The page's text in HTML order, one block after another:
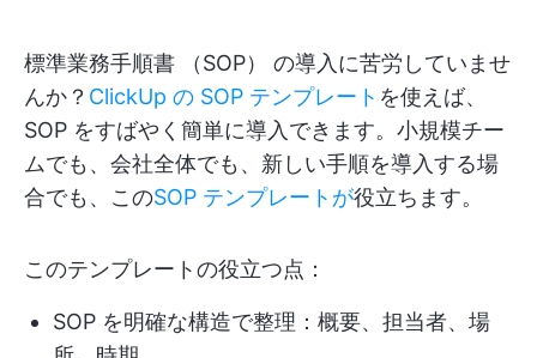
標準業務手順書 （SOP） の導入に苦労していませ
んか？ ClickUp の SOP テンプレート を使えば、
SOP をすばやく簡単に導入できます。小規模チー
ムでも、会社全体でも、新しい手順を導入する場
合でも、このSOP テンプレートが役立ちます。
このテンプレートの役立つ点：
SOP を明確な構造で整理：概要、担当者、場